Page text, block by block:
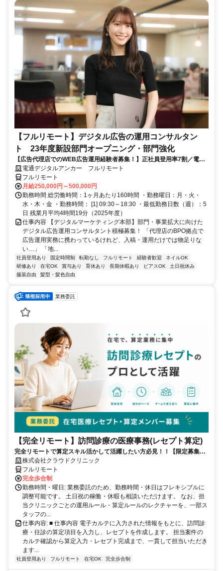
【フルリモート】デジタル広告の運用コンサルタン
ト 23年度新設部門オープニング・部門強化
【広告代理店でのWEB広告運用経験者募集！】正社員登用率7割／電通
G／全国×完全在宅／年休126日・土日祝休み／残業月平均4時間19分
電通デジタルアンカー フルリモート
フルリモート
月給250,000円～500,000円
勤務時間 総労働時間：1ヶ月あたり160時間 ・勤務曜日：月・火・
水・木・金 ・勤務時間： [1] 09:30～18:30 ・最低勤務日数（週）：5
日 残業月平均4時間19分（2025年度）
仕事内容 【デジタルマーケティング本部】部門・事業拡大に向けた
デジタル広告運用コンサルタント積極募集！ 「代理店のBPO拠点で
広告運用実務に携わっているけれど、入稿・運用だけでは物足りな
い…」 「地...
社員登用あり 固定時間制 転勤なし フルリモート 経験者歓迎
ネイルOK
研修あり
在宅OK 賞与あり 育休あり 長期休暇あり ピアスOK
土日祝休み
服装自由
髪型・髪色自由
業務委託
【完全リモート】訪問診療の医療事務(レセプト算定)
完全リモートで算定スキル活かして活躍したい方必見！！【限定募集】
完全リモート｜在宅医療レセプト算定（成果報酬型／業務委託）
株式会社クラウドクリニック
フルリモート
完全歩合制
勤務時間・曜日: 業務委託のため、勤務時間・休日はフレキシブルに
調整可能です。 土日祝の稼働・休暇も相談いただけます。 なお、担
当クリニックごとの運用ルール・算定ルールのレクチャーを、一部ス
タッフの...
仕事内容: ■ 仕事内容 電子カルテに入力された情報をもとに、訪問診
療・往診の算定項目を入力し、レセプトを作成します。 担当案件の
カルテ確認から算定入力・レセプト完成まで、一貫して担当いただき
ます...
社員登用あり フルリモート 在宅OK 完全歩合制